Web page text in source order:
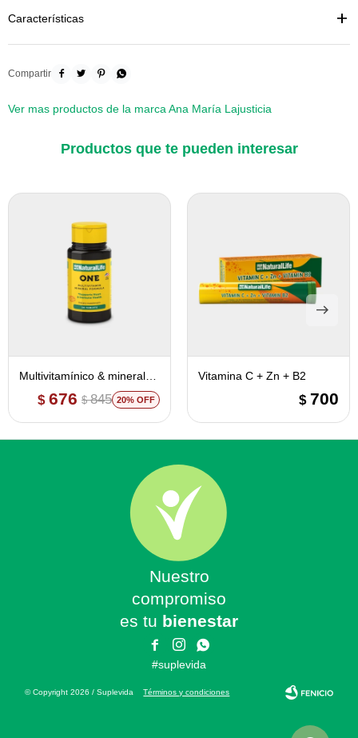
Características
   
Ver mas productos de la marca Ana María Lajusticia
Productos que te pueden interesar
Multivitamínico & mineral
ONE - Natural Life
$ 676 $ 845 20
Vitamina C + Zn + B2
$ 700
Nuestro
compromiso
es tu bienestar
 

#suplevida
© Copyright 2026 / SuplevidaTérminos y condiciones